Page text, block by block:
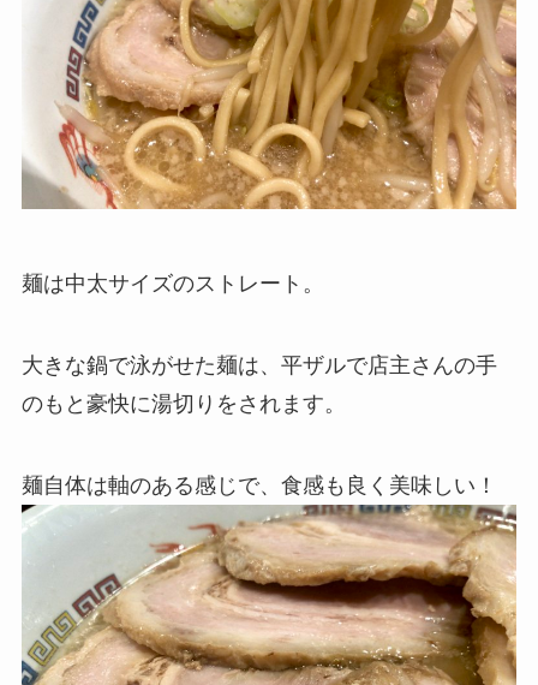
麺は中太サイズのストレート。
大きな鍋で泳がせた麺は、平ザルで店主さんの手
のもと豪快に湯切りをされます。
麺自体は軸のある感じで、食感も良く美味しい！